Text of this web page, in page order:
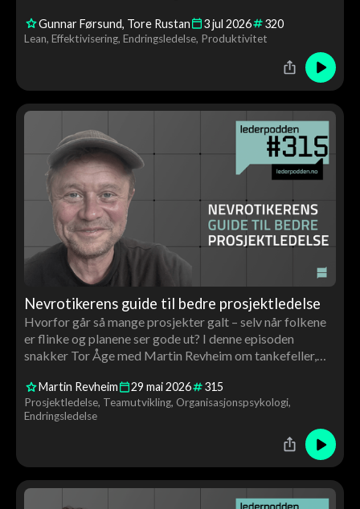
verdiskaping gjennom medarbeiderinvolvering, ledelse
og kontinuerlig forbedring.
Gunnar Førsund Tore Rustan 3jul 2026 320
Lean Effektivisering Endringsledelse Produktivitet
Nevrotikerens guide til bedre prosjektledelse
Hvorfor går så mange prosjekter galt – selv når folkene
er flinke og planene ser gode ut? I denne episoden
snakker Tor Åge med Martin Revheim om tankefeller,
prosjektledelse handler minst like mye om mennesker
som om systemer.
Martin Revheim 29 mai2026 315
Prosjektledelse Teamutvikling Organisasjonspsykologi
Endringsledelse